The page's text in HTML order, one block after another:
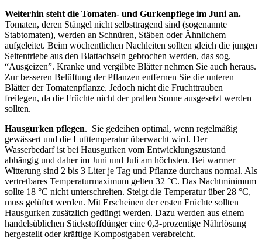
Weiterhin steht die Tomaten- und Gurkenpflege im Juni an.
Tomaten, deren Stängel nicht selbsttragend sind (sogenannte
Stabtomaten), werden an Schnüren, Stäben oder Ähnlichem
aufgeleitet. Beim wöchentlichen Nachleiten sollten gleich die jungen
Seitentriebe aus den Blattachseln gebrochen werden, das sog.
“Ausgeizen”. Kranke und vergilbte Blätter nehmen Sie auch heraus.
Zur besseren Belüftung der Pflanzen entfernen Sie die unteren
Blätter der Tomatenpflanze. Jedoch nicht die Fruchttrauben
freilegen, da die Früchte nicht der prallen Sonne aus­gesetzt werden
sollten.
Hausgurken pflegen. Sie gedeihen optimal, wenn regelmäßig
gewässert und die Lufttemperatur überwacht wird. Der
Wasserbedarf ist bei Hausgurken vom Entwicklungszustand
abhängig und daher im Juni und Juli am höchs­ten. Bei warmer
Witterung sind 2 bis 3 Liter je Tag und Pflanze durchaus normal. Als
vertretbares Temperaturmaximum gelten 32 °C. Das Nachtminimum
sollte 18 °C nicht unterschreiten. Steigt die Temperatur über 28 °C,
muss gelüftet werden. Mit Erscheinen der ­ersten Früchte sollten
Hausgurken zusätzlich gedüngt werden. Dazu werden aus einem
handelsüblichen Stickstoffdünger eine 0,3-prozentige Nährlösung
hergestellt oder kräftige Kompostgaben verabreicht.